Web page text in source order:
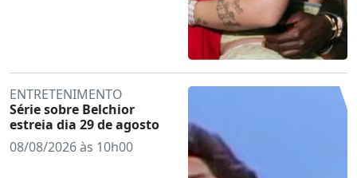
ENTRETENIMENTO
Série sobre Belchior
estreia dia 29 de agosto
08/08/2026 às 10h00